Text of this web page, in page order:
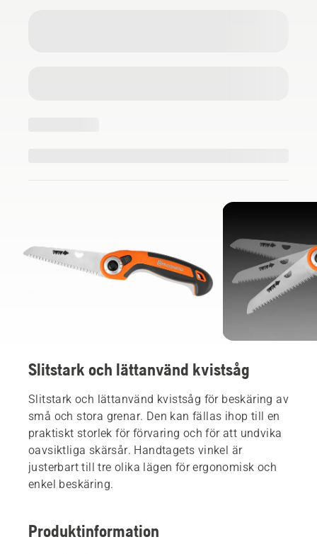
Slitstark och lättanvänd kvistsåg
Slitstark och lättanvänd kvistsåg för beskäring av
små och stora grenar. Den kan fällas ihop till en
praktiskt storlek för förvaring och för att undvika
oavsiktliga skärsår. Handtagets vinkel är
justerbart till tre olika lägen för ergonomisk och
enkel beskäring.
Produktinformation